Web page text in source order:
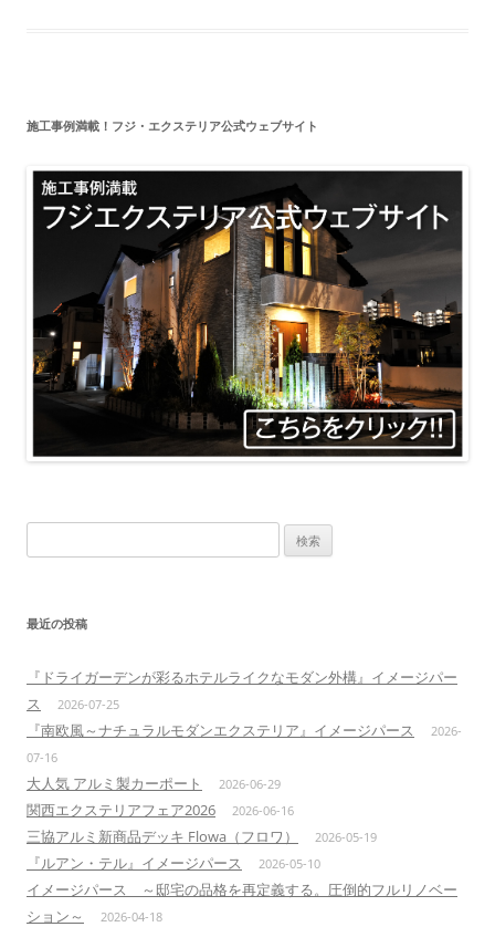
施工事例満載！フジ・エクステリア公式ウェブサイト
索:
最近の投稿
『ドライガーデンが彩るホテルライクなモダン外構』イメージパー
ス
2026-07-25
『南欧風～ナチュラルモダンエクステリア』イメージパース
2026-
07-16
大人気 アルミ製カーポート 2026-06-29
関西エクステリアフェア2026 2026-06-16
三協アルミ新商品デッキ Flowa（フロワ） 2026-05-19
『ルアン・テル』イメージパース 2026-05-10
イメージパース ～邸宅の品格を再定義する。圧倒的フルリノベー
ション～
2026-04-18